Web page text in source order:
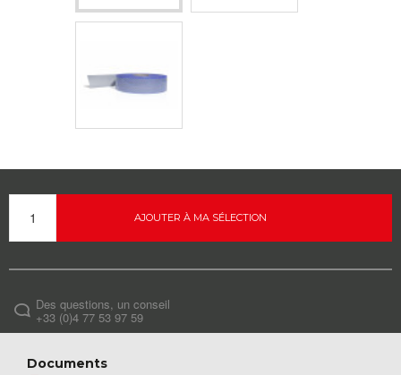
AJOUTER À MA SÉLECTION
Des questions, un conseil
+33 (0)4 77 53 97 59
Documents